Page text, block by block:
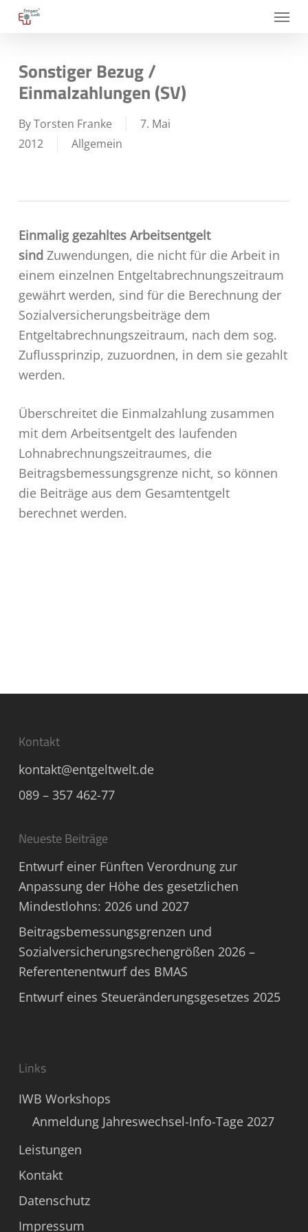
Skip
content
Menu
Sonstiger Bezug /
Einmalzahlungen (SV)
ByTorsten Franke
7. Mai
2012
Allgemein
Einmalig gezahltes Arbeitsentgelt
sind Zuwendungen, die nicht für die Arbeit in
einem einzelnen Entgeltabrechnungszeitraum
gewährt werden, sind für die Berechnung der
Sozialversicherungsbeiträge dem
Entgeltabrechnungszeitraum, nach dem sog.
Zuflussprinzip, zuzuordnen, in dem sie gezahlt
werden.
Überschreitet die Einmalzahlung zusammen
mit dem Arbeitsentgelt des laufenden
Lohnabrechnungszeitraumes, die
Beitragsbemessungsgrenze nicht, so können
die Beiträge aus dem Gesamtentgelt
berechnet werden.
Kontakt
kontakt@entgeltwelt.de
089 – 357 462-77
Neueste Beiträge
Entwurf einer Fünften Verordnung zur
Anpassung der Höhe des gesetzlichen
Mindestlohns: 2026 und 2027
Beitragsbemessungsgrenzen und
Sozialversicherungsrechengrößen 2026 –
Referentenentwurf des BMAS
Entwurf eines Steueränderungsgesetzes 2025
Links
IWB Workshops
Anmeldung Jahreswechsel-Info-Tage 2027
Leistungen
Kontakt
Datenschutz
Impressum